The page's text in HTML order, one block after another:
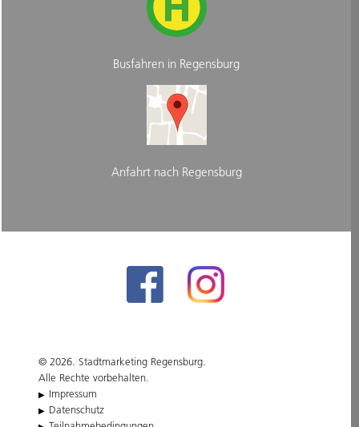
Busfahren in Regensburg
Anfahrt nach Regensburg
© 2026. Stadtmarketing Regensburg.
Alle Rechte vorbehalten.
Impressum
Datenschutz